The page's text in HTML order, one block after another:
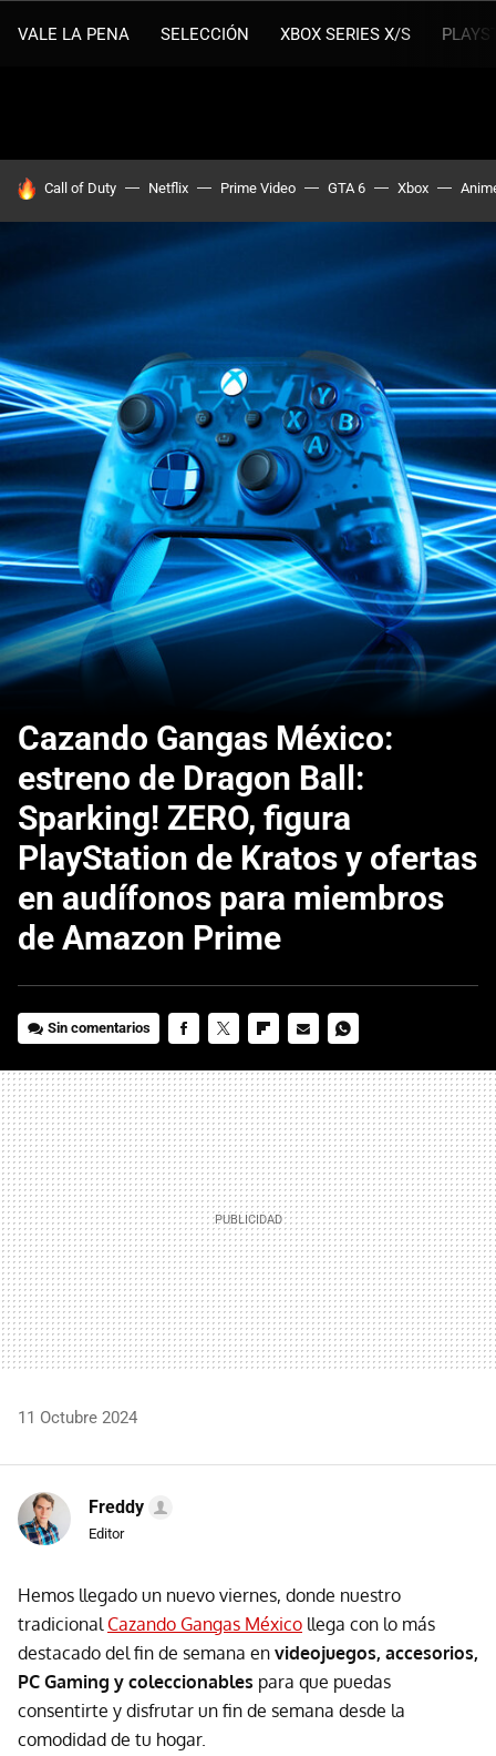
VALE LA PENA SELECCIÓN XBOX SERIES X/S
HOY SE HABLA DE
Call of Duty Netflix Prime Video GTA 6 Xbox
Cazando Gangas México:
estreno de Dragon Ball:
Sparking! ZERO, figura
PlayStation de Kratos y ofertas
en audífonos para miembros
de Amazon Prime
Sin comentarios
MAIL
11 Octubre 2024
Freddy
Editor
Hemos llegado un nuevo viernes, donde nuestro
tradicional Cazando Gangas México llega con lo más
destacado del fin de semana en videojuegos, accesorios,
PC Gaming y coleccionables para que puedas
consentirte y disfrutar un fin de semana desde la
comodidad de tu hogar.